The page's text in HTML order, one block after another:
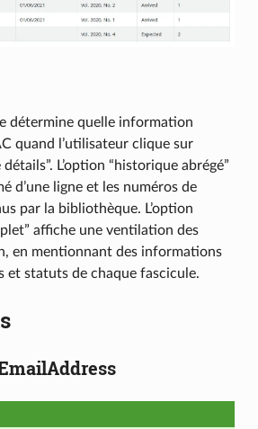
détermine quelle information
quand l’utilisateur clique sur
détails”. L’option “historique abrégé”
d’une ligne et les numéros de
par la bibliothèque. L’option
affiche une ventilation des
en mentionnant des informations
et statuts de chaque fascicule.